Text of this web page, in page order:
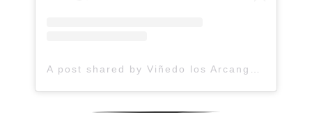
A post shared by Viñedo los Arcangeles (@vinedolosarcangeles)